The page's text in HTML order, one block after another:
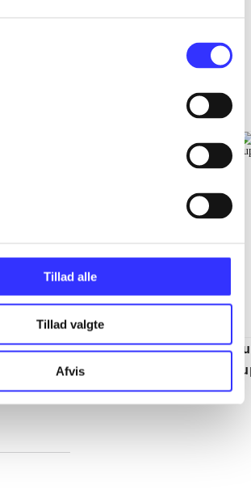
Tillad alle
Tillad valgte
Afvis
NBA live (Pc)